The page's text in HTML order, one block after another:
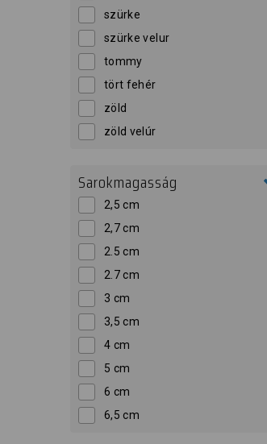
szürke
szürke velur
tommy
tört fehér
zöld
zöld velúr
Sarokmagasság
2,5 cm
2,7 cm
2.5 cm
2.7 cm
3 cm
3,5 cm
4 cm
5 cm
6 cm
6,5 cm